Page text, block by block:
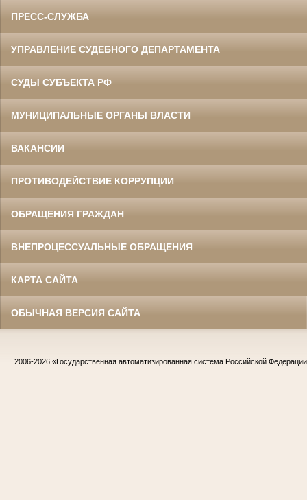
ПРЕСС-СЛУЖБА
УПРАВЛЕНИЕ СУДЕБНОГО ДЕПАРТАМЕНТА
СУДЫ СУБЪЕКТА РФ
МУНИЦИПАЛЬНЫЕ ОРГАНЫ ВЛАСТИ
ВАКАНСИИ
ПРОТИВОДЕЙСТВИЕ КОРРУПЦИИ
ОБРАЩЕНИЯ ГРАЖДАН
ВНЕПРОЦЕССУАЛЬНЫЕ ОБРАЩЕНИЯ
КАРТА САЙТА
ОБЫЧНАЯ ВЕРСИЯ САЙТА
2006-2026 «Государственная автоматизированная система Российской